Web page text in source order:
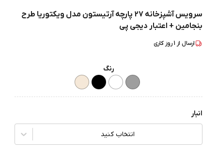
سرویس آشپزخانه 27 پارچه آرتیستون مدل ویکتوریا طرح
بنجامین + اعتبار دیجی پی
ارسال از 1روز کاری
رنگ
انبار
انتخاب کنید